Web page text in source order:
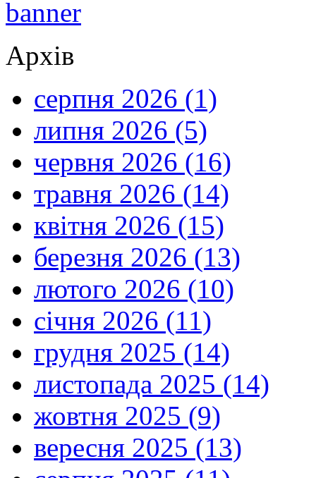
Архів
серпня 2026 (1)
липня 2026 (5)
червня 2026 (16)
травня 2026 (14)
квітня 2026 (15)
березня 2026 (13)
лютого 2026 (10)
січня 2026 (11)
грудня 2025 (14)
листопада 2025 (14)
жовтня 2025 (9)
вересня 2025 (13)